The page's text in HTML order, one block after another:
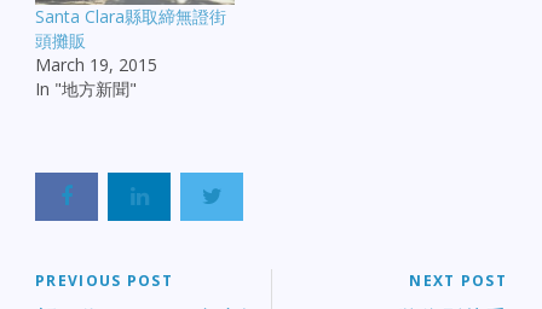
Santa Clara縣取締無證街
頭攤販
March 19, 2015
In "地方新聞"
PREVIOUS POST NEXT POST